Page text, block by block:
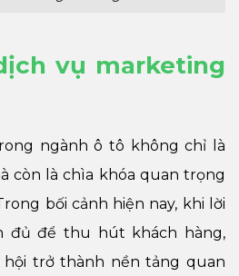
vụ marketing
ngành ô tô không chỉ là
còn là chìa khóa quan trọng
bối cảnh hiện nay, khi lời
đủ để thu hút khách hàng,
hội trở thành nền tảng quan